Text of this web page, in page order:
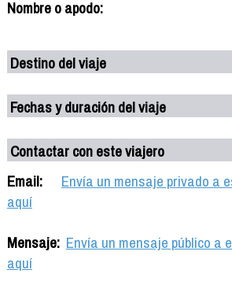
Nombre o apodo:
Destino del viaje
Fechas y duración del viaje
Contactar con este viajero
Email:
Envía un mensaje privado a
aquí
Mensaje: Envía un mensaje público a
aquí